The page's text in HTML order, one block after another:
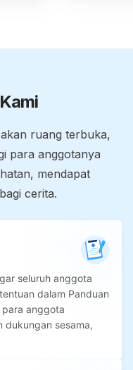
ruang terbuka,
para anggotanya
mendapat
cerita.
seluruh anggota
dalam Panduan
para anggota
dukungan sesama,